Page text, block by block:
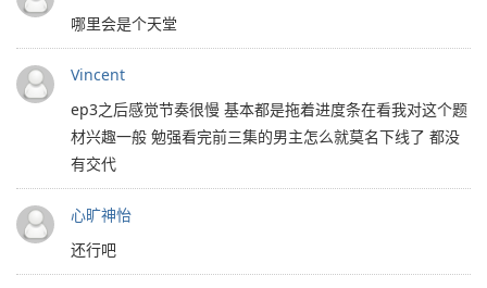
哪里会是个天堂
Vincent
ep3之后感觉节奏很慢 基本都是拖着进度条在看我对这个题
材兴趣一般 勉强看完前三集的男主怎么就莫名下线了 都没
有交代
心旷神怡
还行吧